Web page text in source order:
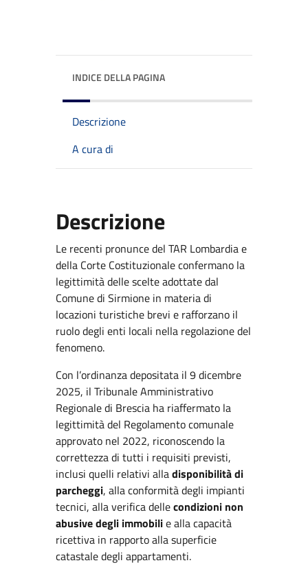
INDICE DELLA PAGINA
Descrizione
A cura di
Descrizione
Le recenti pronunce del TAR Lombardia e
della Corte Costituzionale confermano la
legittimità delle scelte adottate dal
Comune di Sirmione in materia di
locazioni turistiche brevi e rafforzano il
ruolo degli enti locali nella regolazione del
fenomeno.
Con l’ordinanza depositata il 9 dicembre
2025, il Tribunale Amministrativo
Regionale di Brescia ha riaffermato la
legittimità del Regolamento comunale
approvato nel 2022, riconoscendo la
correttezza di tutti i requisiti previsti,
inclusi quelli relativi alladisponibilità di
parcheggi, alla conformità degli impianti
tecnici, alla verifica dellecondizioni non
abusive degli immobilie alla capacità
ricettiva in rapporto alla superficie
catastale degli appartamenti.